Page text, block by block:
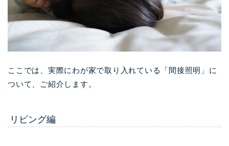
ここでは、実際にわが家で取り入れている「間接照明」に
ついて、ご紹介します。
リビング編